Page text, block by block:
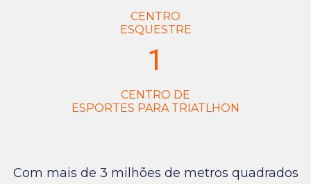
CENTRO
ESQUESTRE
1
CENTRO DE
ESPORTES PARA TRIATLHON
Com mais de 3 milhões de metros quadrados